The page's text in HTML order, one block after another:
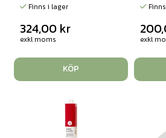
Finns i lager
324,00 kr
exkl moms
KÖP
exkl